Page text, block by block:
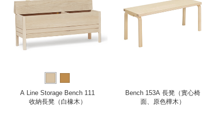
A Line Storage Bench 111
收納長凳（白橡木）
Bench 153A 長凳（實心椅
面、原色樺木）